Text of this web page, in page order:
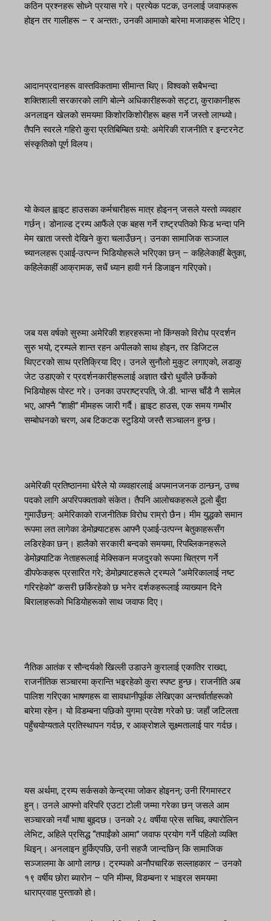
कठिन प्रश्नहरू सोध्ने प्रयास गरे। प्रत्येक पटक, उनलाई जवाफहरू
होइन तर गालीहरू – र अन्ततः, उनकी आमाको बारेमा मजाकहरू भेटिए।
आदानप्रदानहरू वास्तविकतामा सीमान्त थिए। विश्वको सबैभन्दा
शक्तिशाली सरकारको लागि बोल्ने अधिकारीहरूको सट्टा, कुराकानीहरू
अनलाइन खेलको समयमा किशोरकिशोरीहरू बहस गर्ने जस्तो लाग्थ्यो।
तैपनि स्वरले गहिरो कुरा प्रतिबिम्बित गर्‍यो: अमेरिकी राजनीति र इन्टरनेट
संस्कृतिको पूर्ण विलय।
यो केवल ह्वाइट हाउसका कर्मचारीहरू मात्र होइनन् जसले यस्तो व्यवहार
गर्छन्। डोनाल्ड ट्रम्प आफैंले एक बहस गर्ने राष्ट्रपतिको फिड भन्दा पनि
मेम खाता जस्तो देखिने कुरा चलाउँछन्। उनका सामाजिक सञ्जाल
च्यानलहरू एआई-उत्पन्न भिडियोहरूले भरिएका छन् – कहिलेकाहीं बेतुका,
कहिलेकाहीं आक्रामक, सधैं ध्यान हावी गर्न डिजाइन गरिएको।
जब यस वर्षको सुरुमा अमेरिकी शहरहरूमा नो किंग्सको विरोध प्रदर्शन
सुरु भयो, ट्रम्पले शान्त रहन अपीलको साथ होइन, तर डिजिटल
थिएटरको साथ प्रतिक्रिया दिए। उनले सुनौलो मुकुट लगाएको, लडाकु
जेट उडाएको र प्रदर्शनकारीहरूलाई अज्ञात खैरो धुवाँले छर्केको
भिडियोहरू पोस्ट गरे। उनका उपराष्ट्रपति, जे.डी. भान्स चाँडै नै सामेल
भए, आफ्नै “शाही” मीमहरू जारी गर्दै। ह्वाइट हाउस, एक समय गम्भीर
सम्बोधनको चरण, अब टिकटक स्टुडियो जस्तै सञ्चालन हुन्छ।
अमेरिकी प्रतिष्ठानमा धेरैले यो व्यवहारलाई अपमानजनक ठान्छन्, उच्च
पदको लागि अपरिपक्वताको संकेत। तैपनि आलोचकहरूले ठूलो बुँदा
गुमाउँछन्: अमेरिकाको राजनीतिक विरोध राम्रो छैन। मीम युद्धको समान
रूपमा लत लागेका डेमोक्र्याटहरू आफ्नै एआई-उत्पन्न बेतुकाहरूसँग
लडिरहेका छन्। हालैको सरकारी बन्दको समयमा, रिपब्लिकनहरूले
डेमोक्र्याटिक नेताहरूलाई मेक्सिकन मजदुरको रूपमा चित्रण गर्ने
डीपफेकहरू प्रसारित गरे; डेमोक्र्याटहरूले ट्रम्पले “अमेरिकालाई नष्ट
गरिरहेको” कसरी छर्किरहेको छ भनेर दर्शकहरूलाई व्याख्यान दिने
बिरालाहरूको भिडियोहरूको साथ जवाफ दिए।
नैतिक आतंक र सौन्दर्यको खिल्ली उडाउने कुरालाई एकातिर राख्दा,
राजनीतिक सञ्चारमा क्रान्ति भइरहेको कुरा स्पष्ट हुन्छ। राजनीति अब
पालिश गरिएका भाषणहरू वा सावधानीपूर्वक लेखिएका अन्तर्वार्ताहरूको
बारेमा रहेन। यो विडम्बना पछिको युगमा प्रवेश गरेको छ: जहाँ जटिलता
पहुँचयोग्यताले प्रतिस्थापन गर्दछ, र आक्रोशले सूक्ष्मतालाई पार गर्दछ।
यस अर्थमा, ट्रम्प सर्कसको केन्द्रमा जोकर होइनन्; उनी रिंगमास्टर
हुन्। उनले आफ्नो वरिपरि एउटा टोली जम्मा गरेका छन् जसले आम
सञ्चारको नयाँ भाषा बुझ्दछ। उनको २८ वर्षीया प्रेस सचिव, क्यारोलिन
लेभिट, अहिले प्रसिद्ध “तपाईंको आमा” जवाफ प्रयोग गर्ने पहिलो व्यक्ति
थिइन्। अनलाइन हुर्किएपछि, उनी सहजै जान्दछिन् कि सामाजिक
सञ्जालमा के आगो लाग्छ। ट्रम्पको अनौपचारिक सल्लाहकार – उनको
१९ वर्षीय छोरा ब्यारोन – पनि मीम्स, विडम्बना र भाइरल समयमा
धाराप्रवाह पुस्ताको हो।